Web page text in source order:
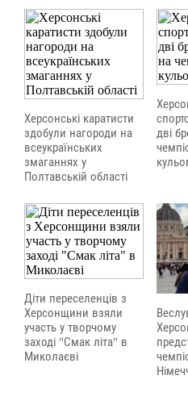
Херсонські каратисти
здобули нагороди на
всеукраїнських
змаганнях у
Полтавській області
дві
Діти переселенців з
Херсонщини взяли
участь у творчому
заході "Смак літа" в
Миколаєві